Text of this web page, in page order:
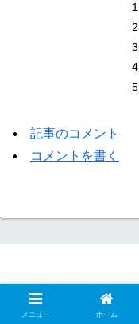
記事のコメント
コメントを書く
Hero
© 2020
メニュー ホーム